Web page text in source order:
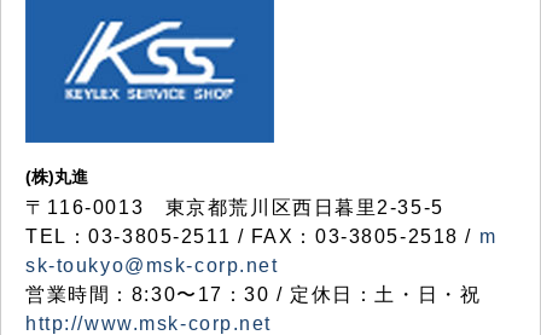
(株)丸進
〒116-0013 東京都荒川区西日暮里2-35-5
TEL：03-3805-2511 / FAX：03-3805-2518 / m
sk-toukyo@msk-corp.net
営業時間：8:30〜17：30 / 定休日：土・日・祝
http://www.msk-corp.net